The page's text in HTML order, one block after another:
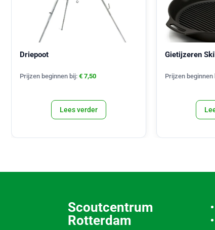
Driepoot
Prijzen beginnen bij: €7,50
Lees verder
Gietijzeren
Prijzen beginnen
Scoutcentrum
Rotterdam